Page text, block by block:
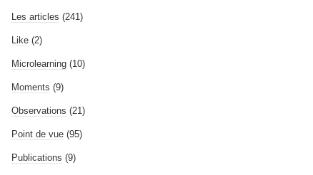
Les articles (241)
Like (2)
Microlearning (10)
Moments (9)
Observations (21)
Point de vue (95)
Publications (9)